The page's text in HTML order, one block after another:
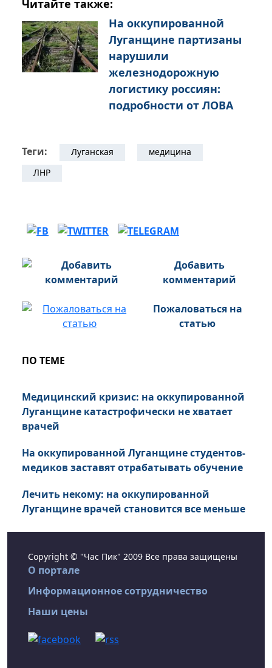
Читайте также:
На оккупированной
Луганщине партизаны
нарушили
железнодорожную
логистику россиян:
подробности от ЛОВА
Теги: Луганская
медицина
ЛНР
Добавить
комментарий
Пожаловаться на
статью
ПО ТЕМЕ
Медицинский кризис: на оккупированной
Луганщине катастрофически не хватает
врачей
На оккупированной Луганщине студентов-
медиков заставят отрабатывать обучение
Лечить некому: на оккупированной
Луганщине врачей становится все меньше
Copyright © "Час Пик" 2009 Все права защищены
О портале
Информационное сотрудничество
Наши цены